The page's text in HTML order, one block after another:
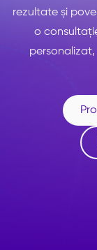
rezultate și
o